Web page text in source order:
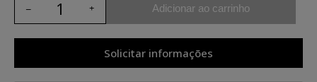
Adicionar ao carrinho
Solicitar informações